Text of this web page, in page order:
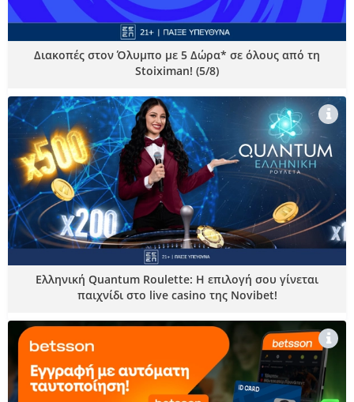
Διακοπές στον Όλυμπο με 5 Δώρα* σε όλους από τη
Stoiximan! (5/8)
Ελληνική Quantum Roulette: Η επιλογή σου γίνεται
παιχνίδι στο live casino της Novibet!